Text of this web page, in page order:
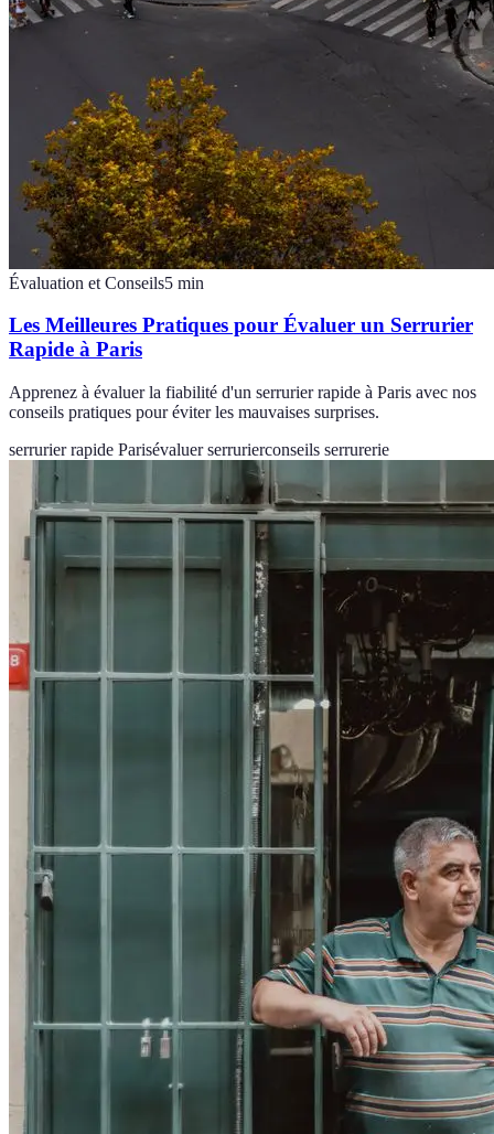
Évaluation et Conseils5 min
Les Meilleures Pratiques pour Évaluer un Serrurier
Rapide à Paris
Apprenez à évaluer la fiabilité d'un serrurier rapide à Paris avec nos
conseils pratiques pour éviter les mauvaises surprises.
serrurier rapide Parisévaluer serrurierconseils serrurerie